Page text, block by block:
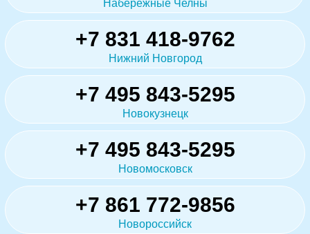
Набережные Челны
+7 831 418-9762
Нижний Новгород
+7 495 843-5295
Новокузнецк
+7 495 843-5295
Новомосковск
+7 861 772-9856
Новороссийск